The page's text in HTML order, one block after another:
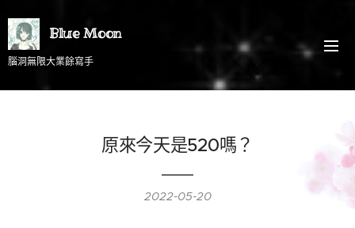
Blue Moon
腦洞無限大業餘寫手
原來今天是520嗎？
2022-05-20